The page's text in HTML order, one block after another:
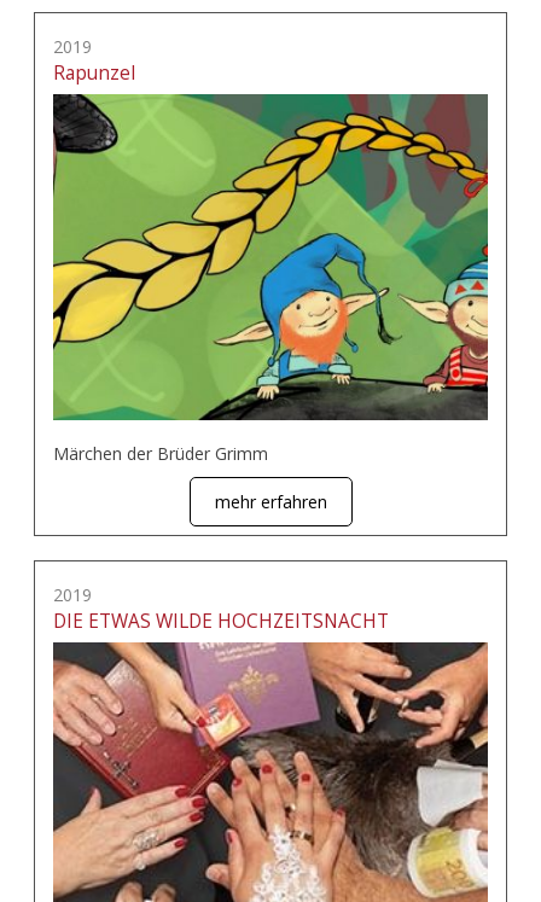
2019
Rapunzel
Märchen der Brüder Grimm
mehr erfahren
2019
DIE ETWAS WILDE HOCHZEITSNACHT